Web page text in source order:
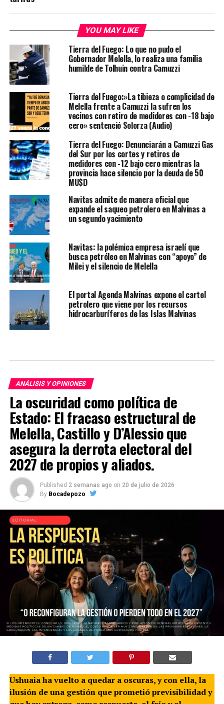
YOU MAY LIKE
Tierra del Fuego: Lo que no pudo el
Gobernador Melella, lo realiza una familia
humilde de Tolhuin contra Camuzzi
Tierra del Fuego:»La tibieza o complicidad de
Melella frente a Camuzzi la sufren los
vecinos con retiro de medidores con -18 bajo
cero» sentenció Solorza (Audio)
Tierra del Fuego: Denunciarán a Camuzzi Gas
del Sur por los cortes y retiros de
medidores con -12 bajo cero mientras la
provincia hace silencio por la deuda de 50
MU$D
Navitas admite de manera oficial que
expande el saqueo petrolero en Malvinas a
un segundo yacimiento
Navitas: la polémica empresa israelí que
busca petróleo en Malvinas con “apoyo” de
Milei y el silencio de Melella
El portal Agenda Malvinas expone el cartel
petrolero que viene por los recursos
hidrocarburíferos de las Islas Malvinas
ANÁLISIS Y OPINIONES
La oscuridad como política de
Estado: El fracaso estructural de
Melella, Castillo y D’Alessio que
asegura la derrota electoral del
2027 de propios y aliados.
Published 2 semanas ago on 20 de julio de 2026
By Bocadepozo
Ushuaia ha vuelto a quedar a oscuras, y con ella, la
ilusión de una gestión que prometió previsibilidad y